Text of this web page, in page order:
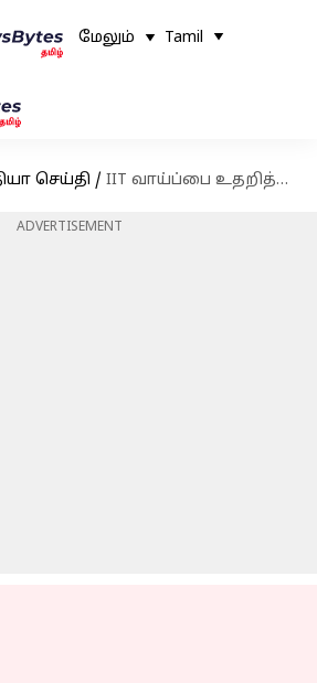
மேலும் Tamil
செய்தி / IIT வாய்ப்பை உதறித்தள்ளி சுயதொழில் தொடங்கிய பொறியாளர், பாஸ்கர் சுப்பிரமணியம்.. யார் இவர்?
ADVERTISEMENT